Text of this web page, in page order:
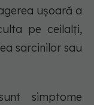
ușoară a
pe ceilalți,
sarcinilor sau
simptome